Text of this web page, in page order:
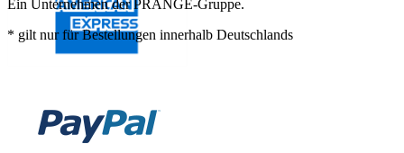
Ein Unternehmen der PRANGE-Gruppe.
* gilt nur für Bestellungen innerhalb Deutschlands